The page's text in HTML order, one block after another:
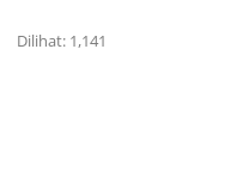
Dilihat: 1,141